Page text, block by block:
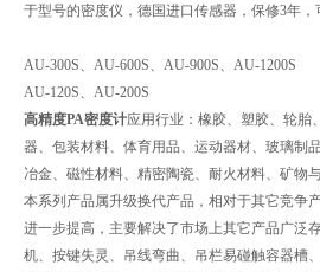
于型号的密度仪，德国进口传感器，保修3年，
AU-300S、AU-600S、AU-900S、AU-1200S
AU-120S、AU-200S
高精度PA密度计应用行业：橡胶、塑胶、轮胎
器、包装材料、体育用品、运动器材、玻璃制
冶金、磁性材料、精密陶瓷、耐火材料、矿物
本系列产品属升级换代产品，相对于其它竞争
进一步提高，主要解决了市场上其它产品广泛
机、按键失灵、吊线弯曲、吊栏易碰触容器槽